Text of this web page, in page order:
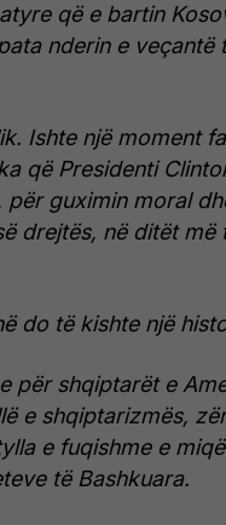
që e bartin
nderin e veçantë
Ishte një moment
që Presidenti
guximin moral
drejtës, në ditët më
do të kishte një
për shqiptarët e
e shqiptarizmës,
e fuqishme e
të Bashkuara.